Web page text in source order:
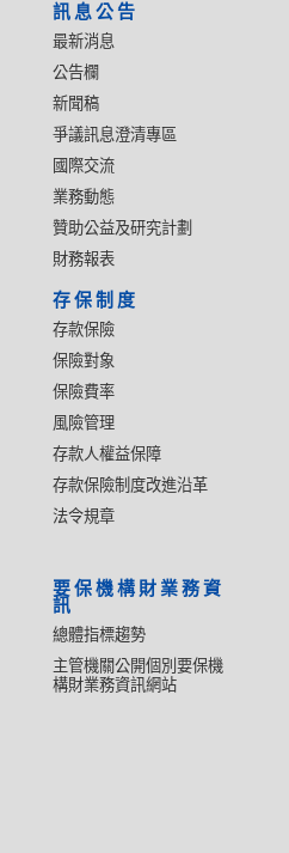
訊息公告
最新消息
公告欄
新聞稿
爭議訊息澄清專區
國際交流
業務動態
贊助公益及研究計劃
財務報表
存保制度
存款保險
保險對象
保險費率
風險管理
存款人權益保障
存款保險制度改進沿革
法令規章
要保機構財業務資
訊
總體指標趨勢
主管機關公開個別要保機
構財業務資訊網站